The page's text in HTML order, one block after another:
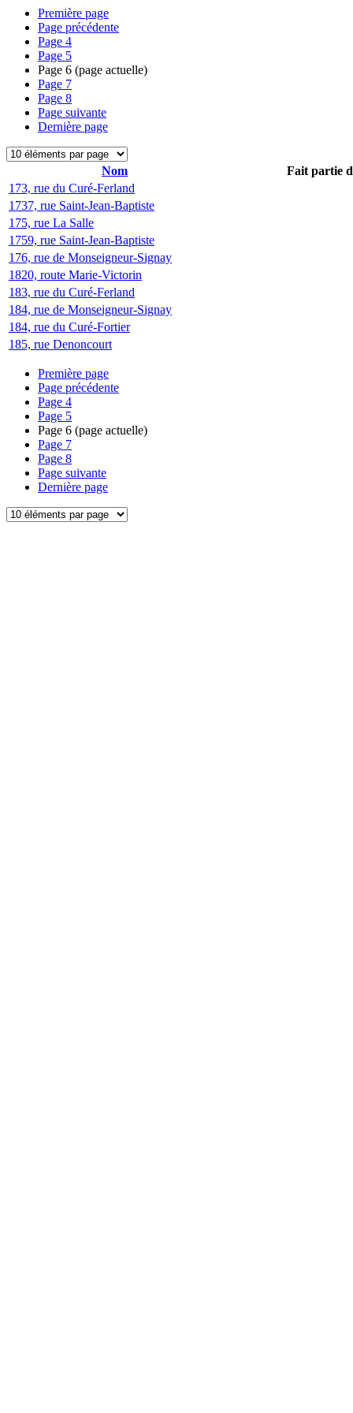
Première page
Page précédente
Page 4
Page 5
Page 6 (page actuelle)
Page 7
Page 8
Page suivante
Dernière page
Nom
Fait partie
173, rue du Curé-Ferland
1737, rue Saint-Jean-Baptiste
175, rue La Salle
1759, rue Saint-Jean-Baptiste
176, rue de Monseigneur-Signay
1820, route Marie-Victorin
183, rue du Curé-Ferland
184, rue de Monseigneur-Signay
184, rue du Curé-Fortier
185, rue Denoncourt
Première page
Page précédente
Page 4
Page 5
Page 6 (page actuelle)
Page 7
Page 8
Page suivante
Dernière page